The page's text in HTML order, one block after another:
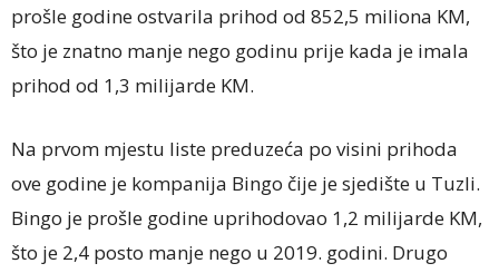
prošle godine ostvarila prihod od 852,5 miliona KM,
što je znatno manje nego godinu prije kada je imala
prihod od 1,3 milijarde KM.
Na prvom mjestu liste preduzeća po visini prihoda
ove godine je kompanija Bingo čije je sjedište u Tuzli.
Bingo je prošle godine uprihodovao 1,2 milijarde KM,
što je 2,4 posto manje nego u 2019. godini. Drugo